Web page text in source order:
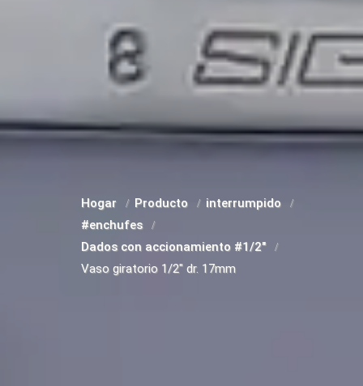
Hogar Producto
interrumpido
#enchufes
Dados con accionamiento #1/2"
Vaso giratorio 1/2" dr. 17mm